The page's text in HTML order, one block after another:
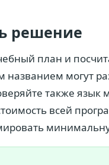
решение
план и
названием могут
также язык
всей